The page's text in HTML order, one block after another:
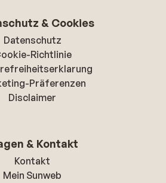
& Cookies
Datenschutz
Richtlinie
Präferenzen
Disclaimer
& Kontakt
Kontakt
Mein Sunweb